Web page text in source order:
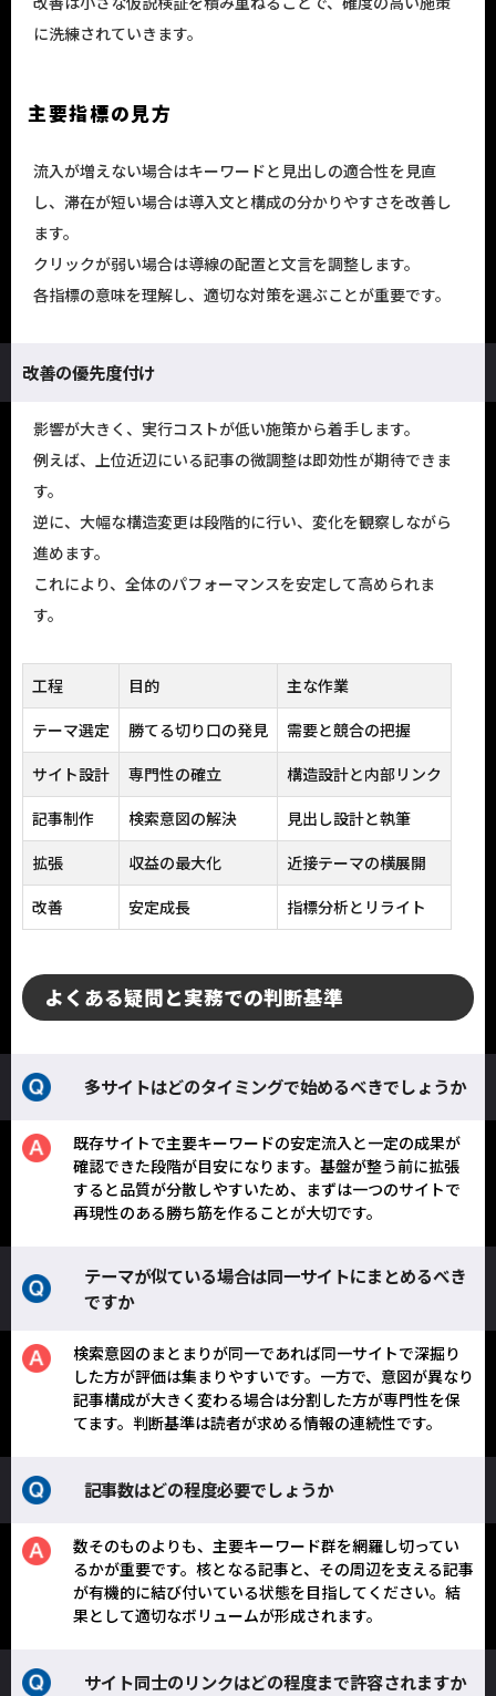
に洗練されていきます。
主要指標の見方
流入が増えない場合はキーワードと見出しの適合性を見直
し、滞在が短い場合は導入文と構成の分かりやすさを改善し
ます。
クリックが弱い場合は導線の配置と文言を調整します。
各指標の意味を理解し、適切な対策を選ぶことが重要です。
改善の優先度付け
影響が大きく、実行コストが低い施策から着手します。
例えば、上位近辺にいる記事の微調整は即効性が期待できま
す。
逆に、大幅な構造変更は段階的に行い、変化を観察しながら
進めます。
これにより、全体のパフォーマンスを安定して高められま
す。
工程 目的
主な作業
テーマ選定
勝てる切り口の発見
需要と競合の把握
サイト設計
専門性の確立
構造設計と内部リンク
記事制作
検索意図の解決
見出し設計と執筆
拡張
収益の最大化
近接テーマの横展開
改善
安定成長 指標分析とリライト
よくある疑問と実務での判断基準
多サイトはどのタイミングで始めるべきでしょうか
既存サイトで主要キーワードの安定流入と一定の成果が
確認できた段階が目安になります。基盤が整う前に拡張
すると品質が分散しやすいため、まずは一つのサイトで
再現性のある勝ち筋を作ることが大切です。
テーマが似ている場合は同一サイトにまとめるべき
ですか
検索意図のまとまりが同一であれば同一サイトで深掘り
した方が評価は集まりやすいです。一方で、意図が異なり
記事構成が大きく変わる場合は分割した方が専門性を保
てます。判断基準は読者が求める情報の連続性です。
記事数はどの程度必要でしょうか
数そのものよりも、主要キーワード群を網羅し切ってい
るかが重要です。核となる記事と、その周辺を支える記事
が有機的に結び付いている状態を目指してください。結
果として適切なボリュームが形成されます。
サイト同士のリンクはどの程度まで許容されますか